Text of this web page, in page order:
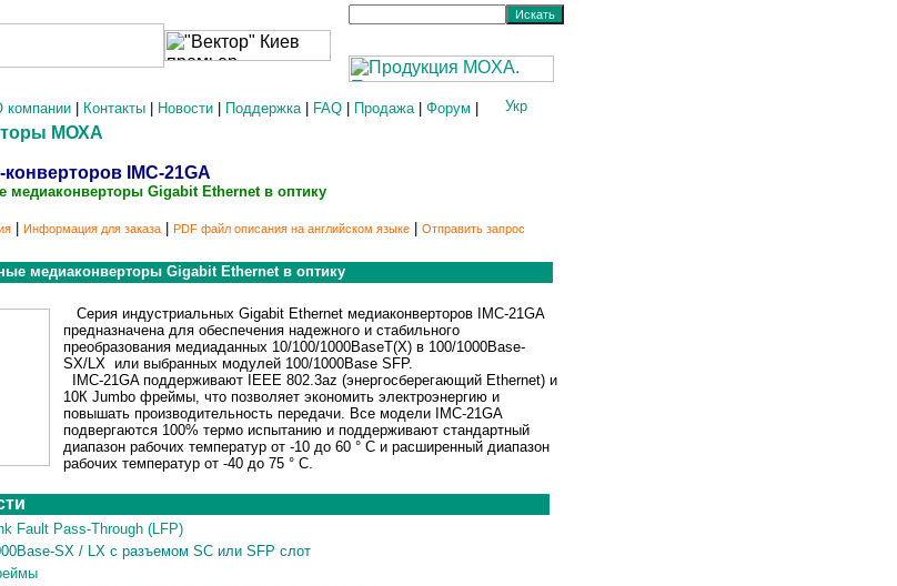
компании Контакты Новости Поддержка| FAQ Продажа| Форум
МОХА
IMC-21GA
медиаконверторы Gigabit Ethernet в оптику
| Информация для заказа| PDF файл описания на английском языке| Отправить запрос
медиаконверторы Gigabit Ethernet в оптику
Серия индустриальных Gigabit Ethernet медиаконверторов IMC-21GA
предназначена для обеспечения надежного и стабильного
преобразования медиаданных 10/100/1000BaseT(X) в 100/1000Base-
SX/LX или выбранных модулей 100/1000Base SFP.
IMC-21GA поддерживают IEEE 802.3az (энергосберегающий Ethernet) и
10К Jumbo фреймы, что позволяет экономить электроэнергию и
повышать производительность передачи. Все модели IMC-21GA
подвергаются 100% термо испытанию и поддерживают стандартный
диапазон рабочих температур от -10 до 60 ° C и расширенный диапазон
рабочих температур от -40 до 75 ° C.
Fault Pass-Through (LFP)
SX / LX с разъемом SC или SFP слот